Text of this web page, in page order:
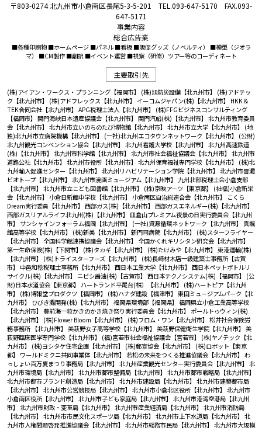
〒803-0274 北九州市小倉南区長尾5-3-5-201 TEL.093-647-5170 FAX.093-
647-5171
事業内容
総合広告業
■各種印刷物 ■ホームページ ■パネル ■看板 ■販促グッズ（ノベルティ） ■模型（ジオラ
マ） ■CM製作 ■翻訳 ■イベント運営 ■視察（研修）ツアー等のコーディネート
主要取引先
(株)アイアン・ワークス・プランニング【福岡市】 (株)旭防災設備【北九州市】 (株)アドテッ
ク【北九州市】 (株)アドフレックス【北九州市】 イーコムジャパン(株)【北九州市】 HKK＆
TEK合同会社【北九州市】 APG税理士法人【北九州市】 (株)FFGビジネスコンサルティング
【福岡市】 関門海峡日本遺産協議会【北九州市】 関門汽船(株)【北九州市】 北九州市教育委員
会【北九州市】 北九州市立いのちのたび博物館【北九州市】 北九州市立大学【北九州市】 (地
独)北九州市立病院機構【北九州市】 (一社)北九州エコタウンネットワーク【北九州市】 (公財)
北九州観光コンベンション協会【北九州市】 北九州看護大学校【北九州市】 北九州高速鉄道
(株)【北九州市】 北九州市科学館【北九州市】 北九州市社会福祉協議会【北九州市】 北九州市
道路公社【北九州市】 北九州市役所【北九州市】 北九州保育福祉専門学校【北九州市】 (株)北
九州輸入促進センター【北九州市】 北九州リハビリテーション学院【北九州市】 北九州市響灘
ビオトープ【北九州市】 北九州市漫画ミュージアム【北九州市】 九州北部税理士会小倉支部
【北九州市】 北九州市立こども図書館【北九州市】 (株)京映アーツ【東京都】 (社福)小倉新栄
会【北九州市】 小倉日新館中学校【北九州市】 小倉南区自治総連合会【北九州市】
こくら
Dream実行委員【北九州市】 西部ガス(株)【北九州市】 西部ガスエネルギー(株)【北九州市】
西部ガスリアルライフ北九州(株)【北九州市】 皿倉山プレミアム夜景の日実行委員会【北九州
市】 サンシャインフォーラム福岡【北九州市】 (一社)資源循環ネットワーク【北九州市】 真颯
館高等学校【北九州市】 (株)新美【北九州市】 新門司病院【北九州市】 (株)スターフライヤー
【北九州市】 全国科学館連携協議会【北九州市】 全国かくれキリシタン研究会【北九州市】
第一生命保険(株)【下関市】 (株)タカギ【北九州市】 (株)たけみや【北九州市】 東港運輸(株)
【北九州市】 (株)トライスターフーズ【北九州市】 (株)長崎材木店一級建築士事務所【古賀
市】 中邑和稔税理士事務所【北九州市】 西日本工業大学【北九州市】 西日本ペットボトルリ
サイクル(株)【北九州市】 ニビシ醤油(株)【古賀市】 西日本テクノシステム(株)【福岡市】 (公
財)日本水道協会【東京都】 ハートランド平尾台(株）【北九州市】 (株)ハートピア【北九州
市】 (株)博報堂プロダクツ【福岡市】 (株)ハナダ建設【福津市】 東田ミュージアムパーク【北
九州市】 ひびき灘開発(株)【北九州市】 福岡県環境部【福岡県】 福岡県立小倉工業高等学校
【北九州市】 豊前海一粒かきのかき焼き祭り実行委員会【北九州市】 ポールトゥウィン(株)
【北九州市】 (株)Flower Bloom【北九州市】 (株)フロム・ワン【北九州市】 松井社会保険労
務事務所 【北九州市】 美萩野女子高等学校【北九州市】 美萩野保健衛生学院【北九州市】 美
萩野臨床医学専門学校【北九州市】 (福)宮若市社会福祉協議会【宮若市】 (株)ヤノテック【北
九州市】 (株)ヨシタケ住宅企画【北九州市】 (株)郵宣協会【北九州市】 (株)ロボット【東京
都】 ワールドミクニ共同事業体【北九州市】 若松の未来をつくる推進協議会【北九州市】 わ
っしょい百万夏まつり事務局【北九州市】 北九州産業観光センター実行委員会【北九州市】 北
九州市環境局【北九州市】 北九州市都市整備局【北九州市】 北九州市都市戦略局【北九州市】
北九州市都市ブランド創造局【北九州市】 北九州市建設局【北九州市】 北九州市建築都市局
【北九州市】 北九州市公営競技局【北九州市】 北九州市小倉北区役所【北九州市】 北九州市
小倉南区役所【北九州市】 北九州市子ども家庭局【北九州市】 北九州市港湾空港局【北九州
市】 北九州市財政・変革局【北九州市】 北九州市産業経済局【北九州市】 北九州市消防局
【北九州市】 北九州市市民文化スポーツ局【北九州市】 北九州市上下水道局【北九州市】 北
九州市人権問題啓発推進協議会【北九州市】 北九州市総務市民局【北九州市】 北九州市大規模